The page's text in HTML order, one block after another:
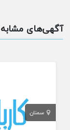
آگهی‌های مشابه
سمنان